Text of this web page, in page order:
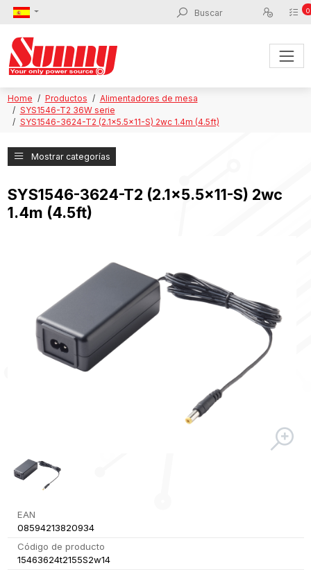
0
Home Productos
Alimentadores de mesa
SYS1546-T2 36W serie
SYS1546-3624-T2 (2.1x5.5x11-S) 2wc 1.4m (4.5ft)
Mostrar categorías
SYS1546-3624-T2 (2.1x5.5x11-S) 2wc
1.4m (4.5ft)
EAN
08594213820934
Código de producto
15463624t2155S2w14